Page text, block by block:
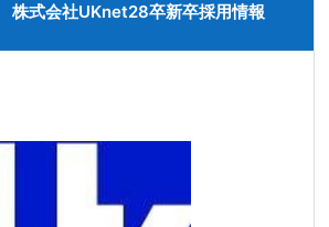
株式会社UKnet28卒新卒採用情報